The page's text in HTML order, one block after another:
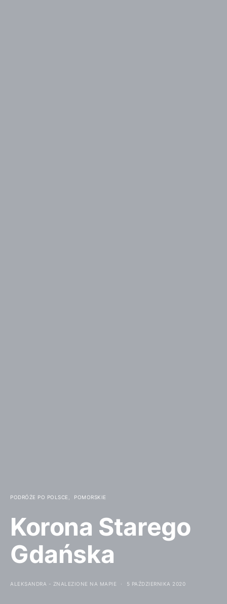
PODRÓŻE PO POLSCE POMORSKIE
Korona Starego
Gdańska
ALEKSANDRA - ZNALEZIONE NA MAPIE 5 PAŹDZIERNIKA 2020